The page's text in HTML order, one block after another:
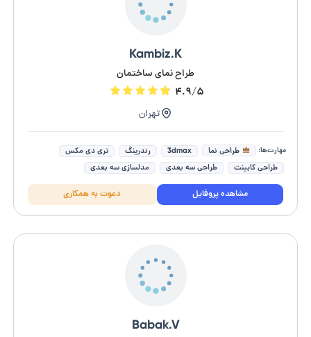
Kambiz.K
طراح نمای ساختمان
۴.۹/۵
تهران
مهارت‌ها: طراحی نما 3dmax رندرینگ
تری دی مکس
طراحی کابینت
طراحی سه بعدی
مدلسازی سه بعدی
طراحی صحنه سه بعدی
طراحی دکوراسیون داخلی
طراحی غرفه های نمایشگاهی
مشاهده پروفایل دعوت به همکاری
Babak.V